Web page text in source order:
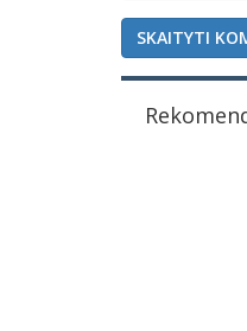
SKAITYTI